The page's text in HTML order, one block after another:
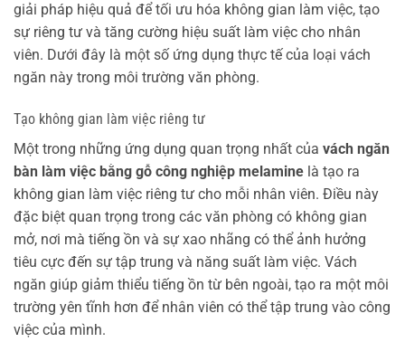
giải pháp hiệu quả để tối ưu hóa không gian làm việc, tạo
sự riêng tư và tăng cường hiệu suất làm việc cho nhân
viên. Dưới đây là một số ứng dụng thực tế của loại vách
ngăn này trong môi trường văn phòng.
Tạo không gian làm việc riêng tư
Một trong những ứng dụng quan trọng nhất của vách ngăn
bàn làm việc bằng gỗ công nghiệp melamine là tạo ra
không gian làm việc riêng tư cho mỗi nhân viên. Điều này
đặc biệt quan trọng trong các văn phòng có không gian
mở, nơi mà tiếng ồn và sự xao nhãng có thể ảnh hưởng
tiêu cực đến sự tập trung và năng suất làm việc. Vách
ngăn giúp giảm thiểu tiếng ồn từ bên ngoài, tạo ra một môi
trường yên tĩnh hơn để nhân viên có thể tập trung vào công
việc của mình.